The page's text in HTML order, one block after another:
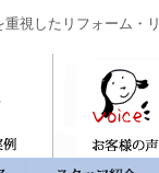
視したリフォーム・